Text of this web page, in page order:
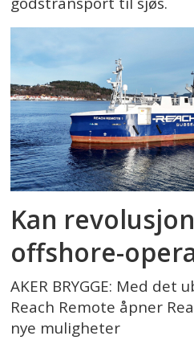
Kan
offshore-
AKER BRYGGE: Med det
Reach Remote åpner
nye muligheter